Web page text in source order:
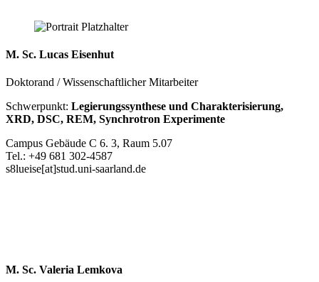
M. Sc. Lucas Eisenhut
Doktorand / Wissenschaftlicher Mitarbeiter
Schwerpunkt: Legierungssynthese und Charakterisierung,
XRD, DSC, REM, Synchrotron Experimente
Campus Gebäude C 6. 3, Raum 5.07
Tel.: +49 681 302-4587
s8lueise[at]stud.uni-saarland.de
M. Sc. Valeria Lemkova